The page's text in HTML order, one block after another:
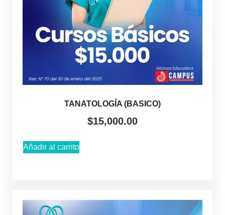
TANATOLOGÍA (BASICO)
$15,000.00
Añadir al carrito